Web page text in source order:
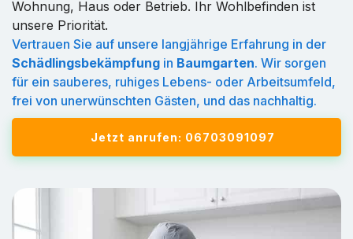
Wohnung, Haus oder Betrieb. Ihr Wohlbefinden ist
unsere Priorität.
Vertrauen Sie auf unsere langjährige Erfahrung in der
Schädlingsbekämpfung in Baumgarten. Wir sorgen
für ein sauberes, ruhiges Lebens- oder Arbeitsumfeld,
frei von unerwünschten Gästen, und das nachhaltig.
Jetzt anrufen: 06703091097